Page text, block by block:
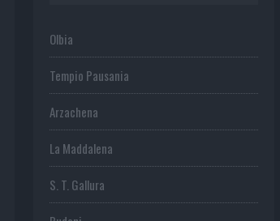
Olbia
Tempio Pausania
Arzachena
La Maddalena
S. T. Gallura